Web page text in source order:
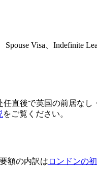
Visa、Indefinite
直後で英国の前居なし
をご覧ください。
額の内訳は ロンドンの